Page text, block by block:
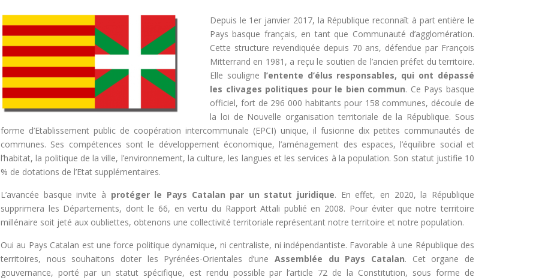
Depuis le 1 er janvier 2017, la République reconnaît à part entière le
Pays basque français, en tant que Communauté d’agglomération.
Cette structure revendiquée depuis 70 ans, défendue par François
Mitterrand en 1981, a reçu le soutien de l’ancien préfet du territoire.
Elle souligne l’entente d’élus responsables, qui ont dépassé
les clivages politiques pour le bien commun. Ce Pays basque
officiel, fort de 296 000 habitants pour 158 communes, découle de
la loi de Nouvelle organisation territoriale de la République. Sous
forme d’Etablissement public de coopération intercommunale (EPCI) unique, il fusionne dix petites communautés de
communes. Ses compétences sont le développement économique, l’aménagement des espaces, l’équilibre social et
l’habitat, la politique de la ville, l’environnement, la culture, les langues et les services à la population. Son statut justifie 10
% de dotations de l’Etat supplémentaires.
L’avancée basque invite à protéger le Pays Catalan par un statut juridique. En effet, en 2020, la République
supprimera les Départements, dont le 66, en vertu du Rapport Attali publié en 2008. Pour éviter que notre territoire
millénaire soit jeté aux oubliettes, obtenons une collectivité territoriale représentant notre territoire et notre population.
Oui au Pays Catalan est une force politique dynamique, ni centraliste, ni indépendantiste. Favorable à une République des
territoires, nous souhaitons doter les Pyrénées-Orientales d’une Assemblée du Pays Catalan. Cet organe de
gouvernance, porté par un statut spécifique, est rendu possible par l’article 72 de la Constitution, sous forme de